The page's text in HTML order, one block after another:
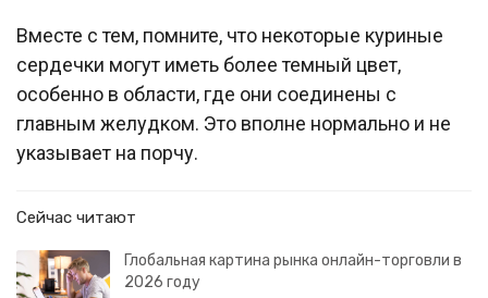
Вместе с тем, помните, что некоторые куриные
сердечки могут иметь более темный цвет,
особенно в области, где они соединены с
главным желудком. Это вполне нормально и не
указывает на порчу.
Сейчас читают
Глобальная картина рынка онлайн-торговли в
2026 году